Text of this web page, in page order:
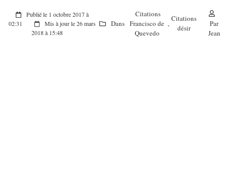
Publié le 1 octobre 2017 à
02:31
Mis à jour le 26 mars
2018 à 15:48
Dans
Citations
Francisco de
Quevedo
,
Citations
désir
Par
Jean